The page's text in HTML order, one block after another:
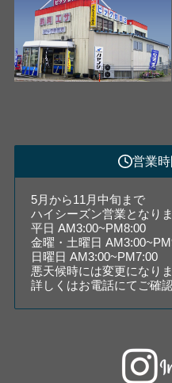
営業
5月から11月中旬まで
ハイシーズン営業となりま
平日 AM3:00~PM8:00
金曜・土曜日
日曜日 AM3:00~PM7:00
悪天候時には変更になり
詳しくはお電話にてご確認